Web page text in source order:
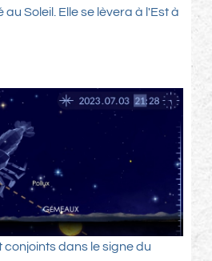
Soleil. Elle se lèvera à l'Est à
conjoints dans le signe du